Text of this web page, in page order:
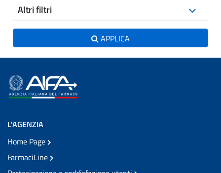
Altri filtri
APPLICA
L'AGENZIA
Home Page
FarmaciLine